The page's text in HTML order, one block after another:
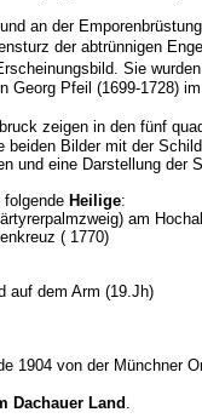
an der
der abtrünnigen
Sie
Pfeil (1699-1728)
zeigen in den fünf
Bilder mit der
und eine Darstellung der
Heilige:
am
( 1770)
auf dem Arm (19.Jh)
1904 von der Münchner
Dachauer Land.